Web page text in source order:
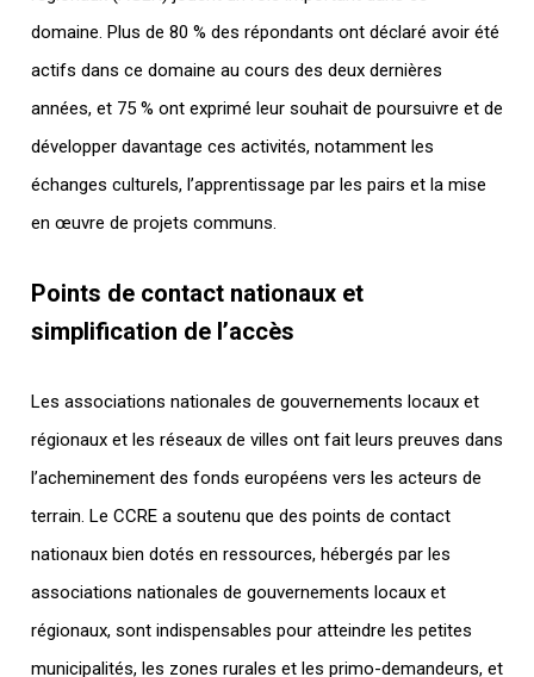
domaine. Plus de 80 % des répondants ont déclaré avoir été
actifs dans ce domaine au cours des deux dernières
années, et 75 % ont exprimé leur souhait de poursuivre et de
développer davantage ces activités, notamment les
échanges culturels, l’apprentissage par les pairs et la mise
en œuvre de projets communs.
Points de contact nationaux et
simplification de l’accès
Les associations nationales de gouvernements locaux et
régionaux et les réseaux de villes ont fait leurs preuves dans
l’acheminement des fonds européens vers les acteurs de
terrain. Le CCRE a soutenu que des points de contact
nationaux bien dotés en ressources, hébergés par les
associations nationales de gouvernements locaux et
régionaux, sont indispensables pour atteindre les petites
municipalités, les zones rurales et les primo-demandeurs, et